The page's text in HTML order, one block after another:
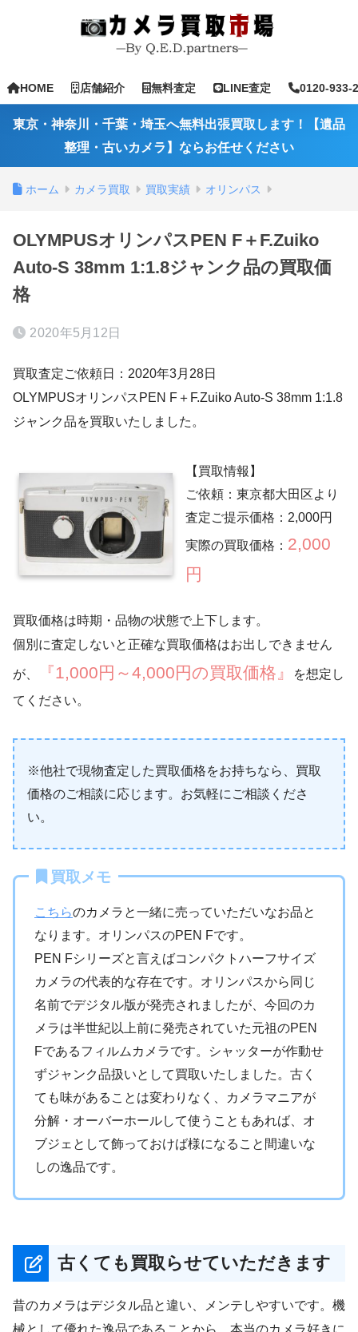
HOME 店舗紹介 無料査定 LINE査定 0120-933-
東京・神奈川・千葉・埼玉へ無料出張買取します！【遺品
整理・古いカメラ】ならお任せください
ホーム カメラ買取 買取実績 オリンパス
OLYMPUSオリンパスPEN F＋F.Zuiko
Auto-S 38mm 1:1.8ジャンク品の買取価
格
2020年5月12日
買取査定ご依頼日：2020年3月28日
OLYMPUSオリンパスPEN F＋F.Zuiko Auto-S 38mm 1:1.8
ジャンク品を買取いたしました。
【買取情報】
ご依頼：東京都大田区より
査定ご提示価格：2,000円
実際の買取価格： 2,000
円
買取価格は時期・品物の状態で上下します。
個別に査定しないと正確な買取価格はお出しできません
が、 『1,000円～4,000円の買取価格』
を想定し
てください。
※他社で現物査定した買取価格をお持ちなら、買取
価格のご相談に応じます。お気軽にご相談くださ
い。
買取メモ
こちらのカメラと一緒に売っていただいなお品と
なります。オリンパスのPEN Fです。
PEN Fシリーズと言えばコンパクトハーフサイズ
カメラの代表的な存在です。オリンパスから同じ
名前でデジタル版が発売されましたが、今回のカ
メラは半世紀以上前に発売されていた元祖のPEN
Fであるフィルムカメラです。シャッターが作動せ
ずジャンク品扱いとして買取いたしました。古く
ても味があることは変わりなく、カメラマニアが
分解・オーバーホールして使うこともあれば、オ
ブジェとして飾っておけば様になること間違いな
しの逸品です。
古くても買取らせていただきます
昔のカメラはデジタル品と違い、メンテしやすいです。機